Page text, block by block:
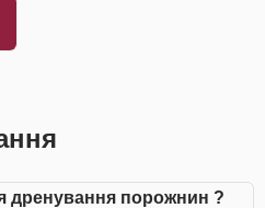
дренування порожнин ?